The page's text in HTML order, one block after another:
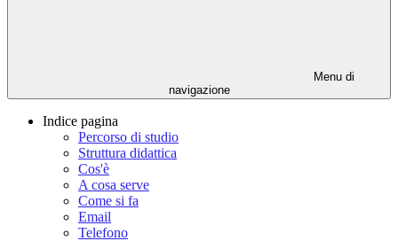
Menu di
navigazione
Indice pagina
Percorso di studio
Struttura didattica
Cos'è
A cosa serve
Come si fa
Email
Telefono